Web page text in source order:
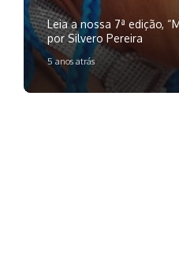
Leia a nossa 7ª edição,
por Silvero Pereira
5 anos atrás